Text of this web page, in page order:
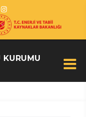
KURUMU